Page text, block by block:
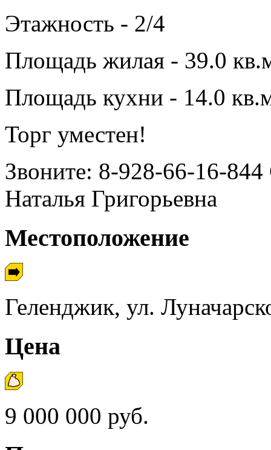
Этажность - 2/4
Площадь жилая - 39.0
Площадь кухни - 14.0
Торг уместен!
Звоните: 8-928-66-16-
Наталья Григорьевна
Местоположение
Геленджик, ул.
Цена
9 000 000 руб.